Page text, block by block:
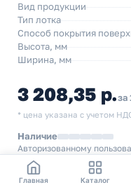
Вид продукции
Тип лотка
Способ покрытия
Высота, мм
Ширина, мм
3 208,35 р.за
* цена указана с учетом
Наличие
Авторизованному
− +
Главная Каталог